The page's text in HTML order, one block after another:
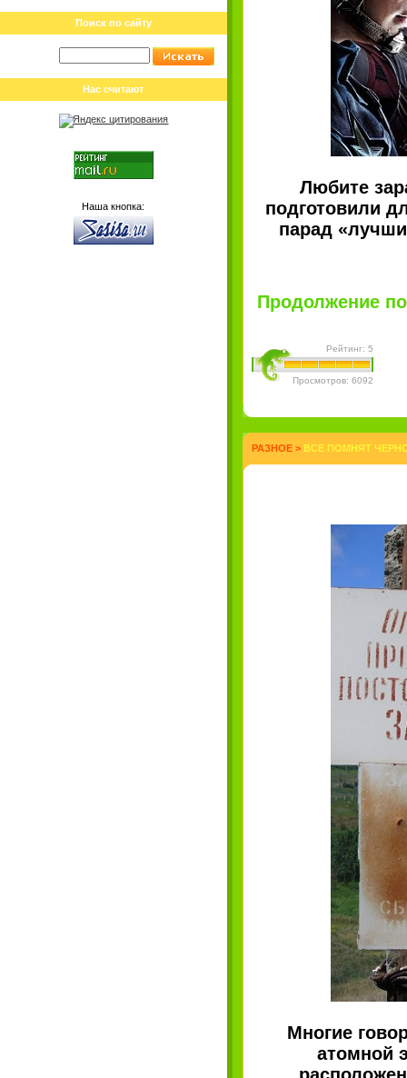
Поиск по сайту
Нас считают
Наша кнопка:
Любите
подготовили
парад
Продолжение
Рейтинг: 5
Просмотров: 6092
РАЗНОЕ > ВСЕ ПОМНЯТ
Многие
атомной